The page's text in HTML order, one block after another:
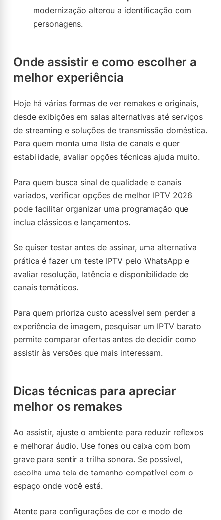
modernização alterou a identificação com
personagens.
Onde assistir e como escolher a
melhor experiência
Hoje há várias formas de ver remakes e originais,
desde exibições em salas alternativas até serviços
de streaming e soluções de transmissão doméstica.
Para quem monta uma lista de canais e quer
estabilidade, avaliar opções técnicas ajuda muito.
Para quem busca sinal de qualidade e canais
variados, verificar opções de melhor IPTV 2026
pode facilitar organizar uma programação que
inclua clássicos e lançamentos.
Se quiser testar antes de assinar, uma alternativa
prática é fazer um teste IPTV pelo WhatsApp e
avaliar resolução, latência e disponibilidade de
canais temáticos.
Para quem prioriza custo acessível sem perder a
experiência de imagem, pesquisar um IPTV barato
permite comparar ofertas antes de decidir como
assistir às versões que mais interessam.
Dicas técnicas para apreciar
melhor os remakes
Ao assistir, ajuste o ambiente para reduzir reflexos
e melhorar áudio. Use fones ou caixa com bom
grave para sentir a trilha sonora. Se possível,
escolha uma tela de tamanho compatível com o
espaço onde você está.
Atente para configurações de cor e modo de